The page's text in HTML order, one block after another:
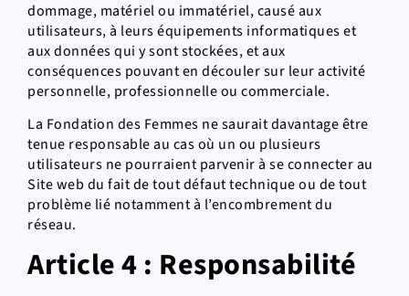
dommage, matériel ou immatériel, causé aux
utilisateurs, à leurs équipements informatiques et
aux données qui y sont stockées, et aux
conséquences pouvant en découler sur leur activité
personnelle, professionnelle ou commerciale.
La Fondation des Femmes ne saurait davantage être
tenue responsable au cas où un ou plusieurs
utilisateurs ne pourraient parvenir à se connecter au
Site web du fait de tout défaut technique ou de tout
problème lié notamment à l’encombrement du
réseau.
Article 4 : Responsabilité